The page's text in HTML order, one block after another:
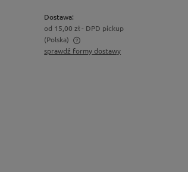
Dostawa:
od 15,00 zł - DPD pickup
(Polska)
sprawdź formy dostawy